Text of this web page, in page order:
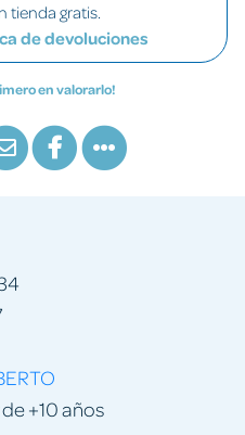
tienda gratis.
de devoluciones
en valorarlo!
+10 años